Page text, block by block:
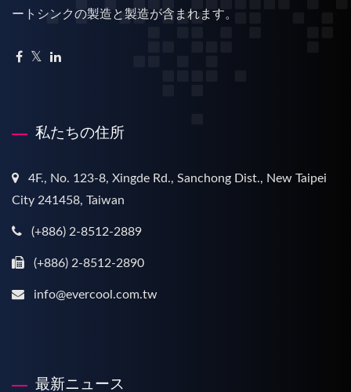
ートシンクの製造と製造が含まれます。
私たちの住所
4F., No. 123-8, Xingde Rd., Sanchong Dist., New Taipei
City 241458, Taiwan
(+886) 2-8512-2889
(+886) 2-8512-2890
info@evercool.com.tw
最新ニュース